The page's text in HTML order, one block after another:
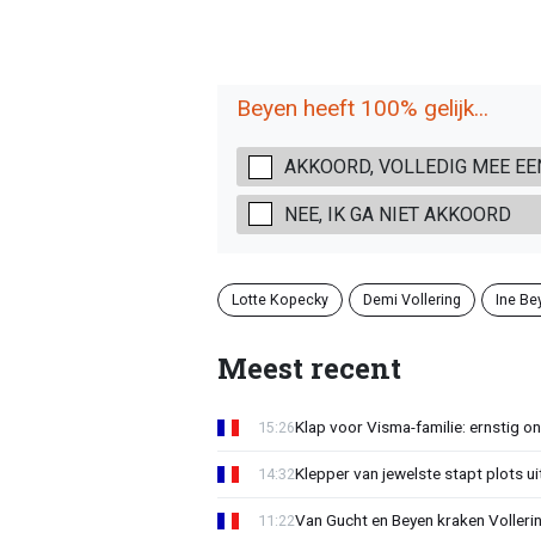
Beyen heeft 100% gelijk...
AKKOORD, VOLLEDIG MEE
NEE, IK GA NIET AKKOORD
Lotte Kopecky Demi Vollering Ine
Meest recent
Klap voor Visma-familie: ernstig
15:26
Klepper van jewelste stapt plots
14:32
Van Gucht en Beyen kraken
11:22